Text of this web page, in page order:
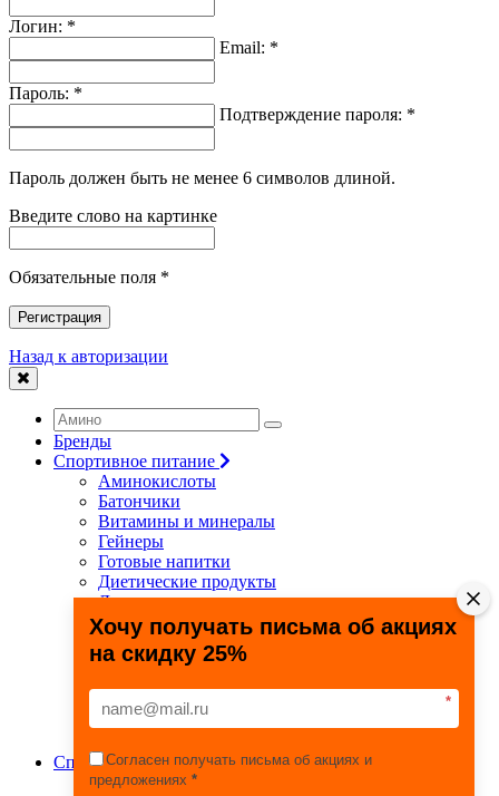
Логин: *
Email: *
Пароль: *
Подтверждение пароля: *
Пароль должен быть не менее 6 символов длиной.
Введите слово на картинке
Обязательные поля *
Регистрация
Назад к авторизации
Бренды
Спортивное питание
Аминокислоты
Батончики
Витамины и минералы
Гейнеры
Готовые напитки
Диетические продукты
Для связок и суставов
Жиросжигатели
Здоровье и долголетие
Креатин
Специальные препараты
Спецпредложения
Спортивные товары
Фитнес, йога, пилатес
Хочу получать письма об акциях
на скидку 25%
*
Согласен получать письма об акциях и
предложениях *